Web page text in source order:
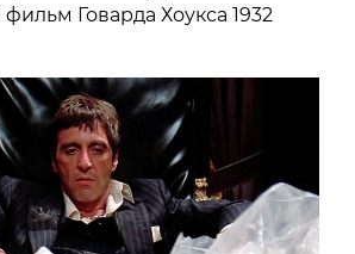
Говарда Хоукса 1932